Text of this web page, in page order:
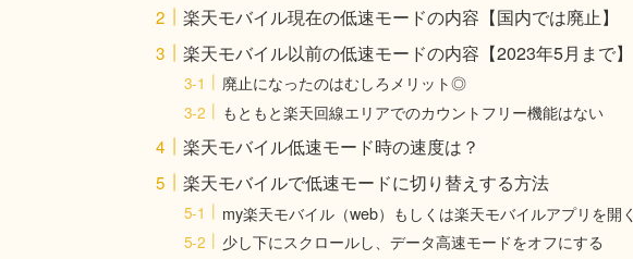
楽天モバイル現在の低速モードの内容【国内では廃止】
楽天モバイル以前の低速モードの内容【2023年5月まで】
廃止になったのはむしろメリット◎
もともと楽天回線エリアでのカウントフリー機能はない
楽天モバイル低速モード時の速度は？
楽天モバイルで低速モードに切り替えする方法
my楽天モバイル（web）もしくは楽天モバイルアプリを開く
少し下にスクロールし、データ高速モードをオフにする